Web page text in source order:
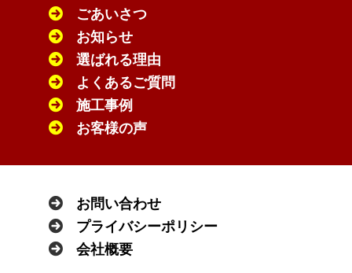
ごあいさつ
お知らせ
選ばれる理由
よくあるご質問
施工事例
お客様の声
お問い合わせ
プライバシーポリシー
会社概要